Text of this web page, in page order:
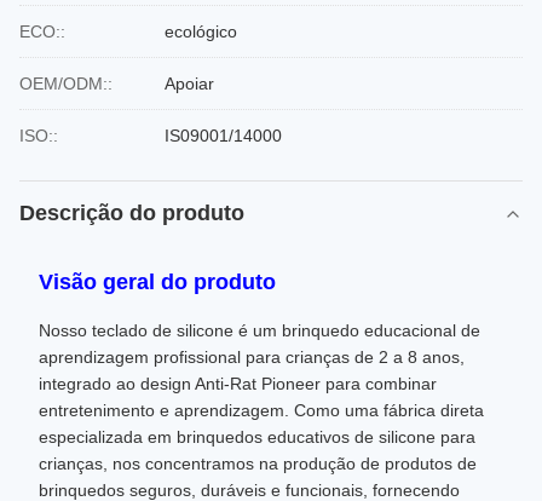
ECO:: ecológico
OEM/ODM:: Apoiar
ISO:: IS09001/14000
Descrição do produto
Visão geral do produto
Nosso teclado de silicone é um brinquedo educacional de
aprendizagem profissional para crianças de 2 a 8 anos,
integrado ao design Anti-Rat Pioneer para combinar
entretenimento e aprendizagem. Como uma fábrica direta
especializada em brinquedos educativos de silicone para
crianças, nos concentramos na produção de produtos de
brinquedos seguros, duráveis ​​e funcionais, fornecendo